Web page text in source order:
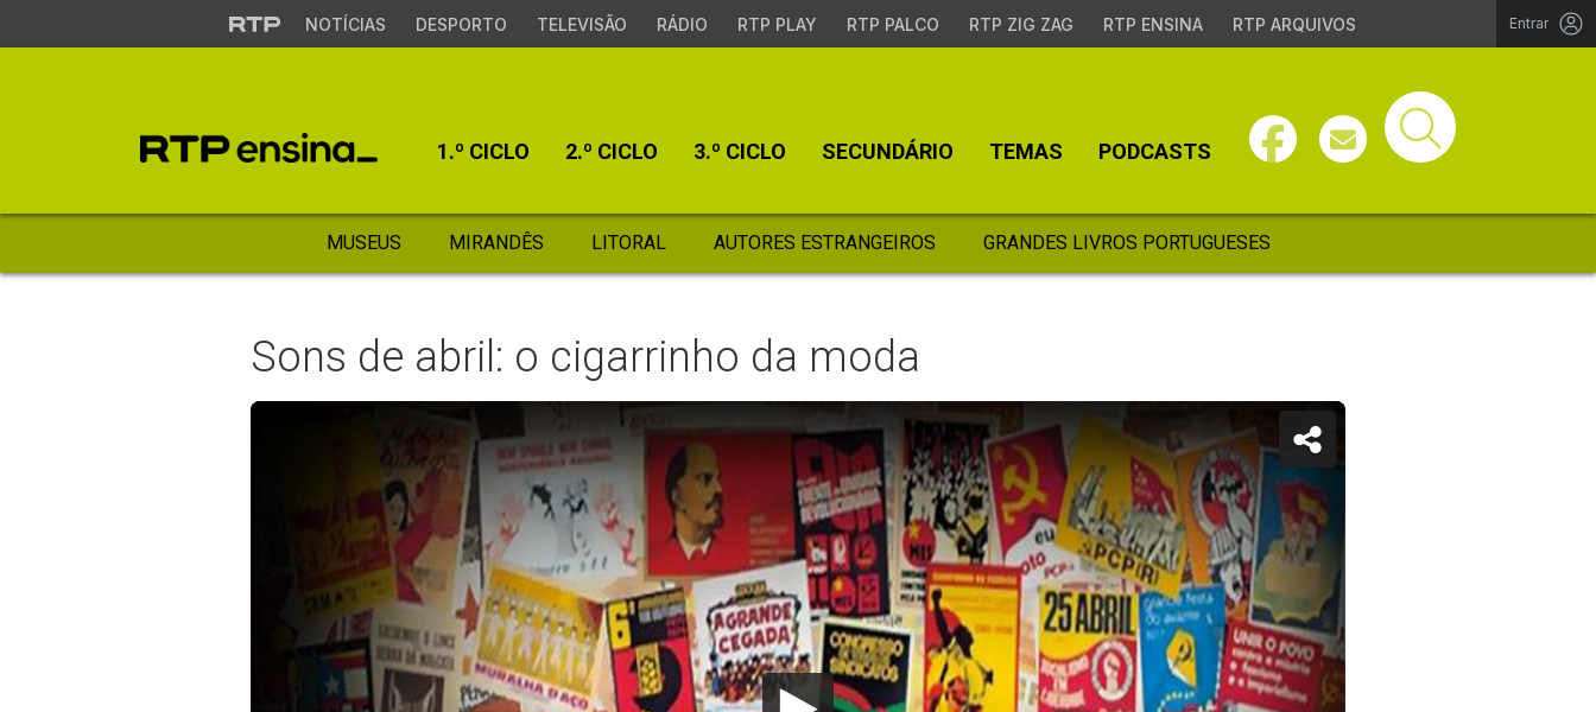
NOTÍCIAS DESPORTO TELEVISÃO RÁDIO RTP PLAY RTP PALCO RTP ZIG ZAG RTP ENSINA RTP ARQUIVOS Entrar
1.º CICLO 2.º CICLO 3.º CICLO SECUNDÁRIO TEMAS PODCASTS
MUSEUS MIRANDÊS LITORAL AUTORES ESTRANGEIROS GRANDES LIVROS PORTUGUESES
Sons de abril: o cigarrinho da moda